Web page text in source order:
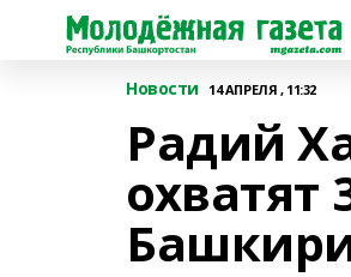
Новости 14 АПРЕЛЯ , 11:32
Радий
охватят